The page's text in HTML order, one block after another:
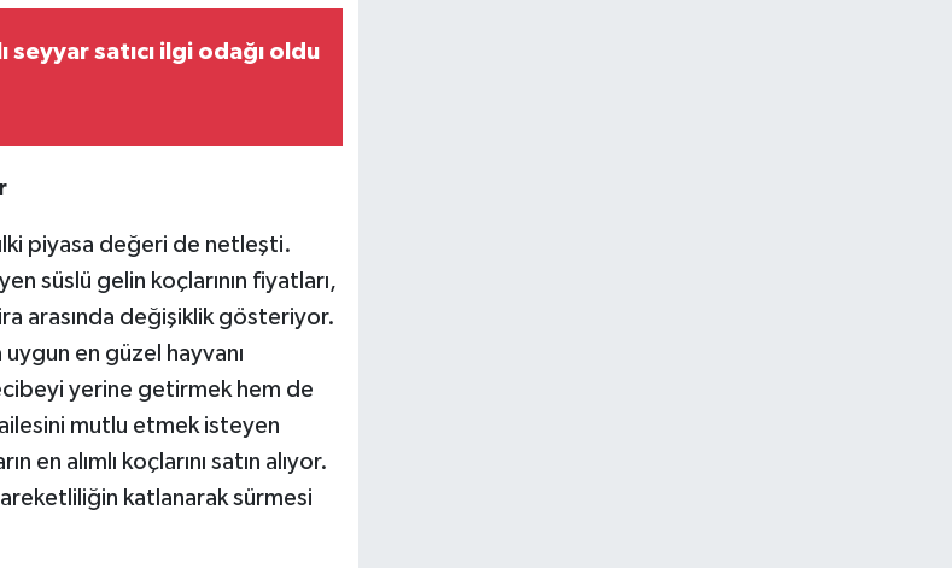
satıcı ilgi odağı oldu
piyasa değeri de netleşti.
süslü gelin koçlarının fiyatları,
arasında değişiklik gösteriyor.
en güzel hayvanı
yerine getirmek hem de
ailesini mutlu etmek isteyen
alımlı koçlarını satın alıyor.
katlanarak sürmesi